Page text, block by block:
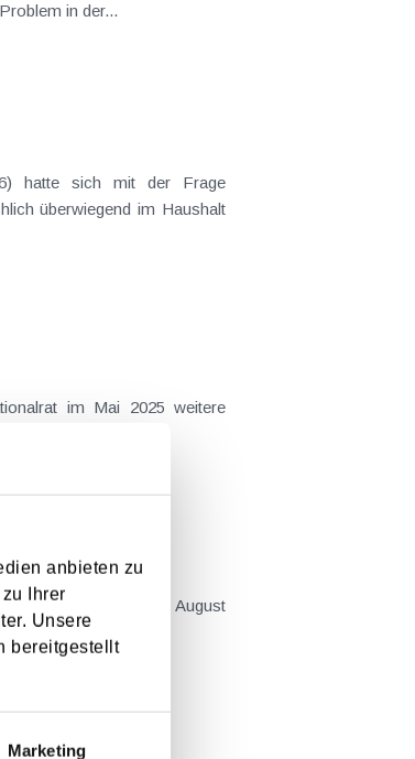
anbieten zu
Ihrer
Unsere
bereitgestellt
Marketing
in der...
überwiegend im Haushalt
im Mai 2025 weitere
0.599.910 vom 21. August
werden...